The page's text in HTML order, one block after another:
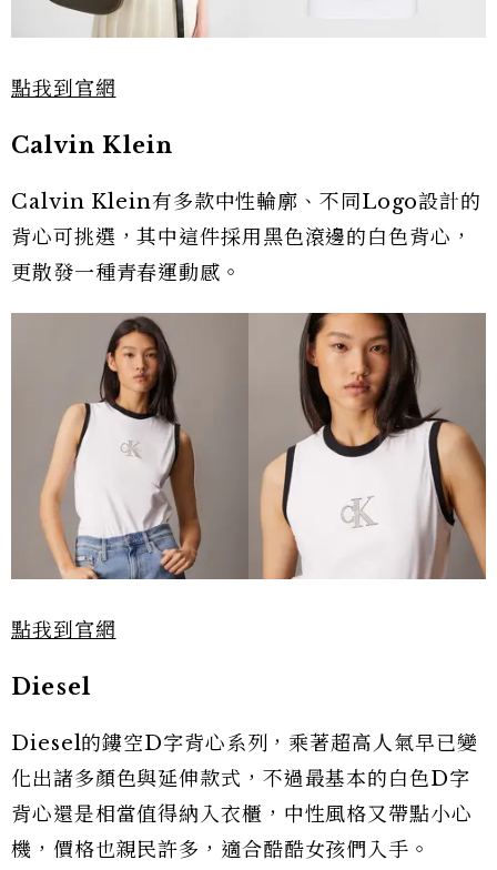
點我到官網
Calvin Klein
Calvin Klein有多款中性輪廓、不同Logo設計的
背心可挑選，其中這件採用黑色滾邊的白色背心，
更散發一種青春運動感。
點我到官網
Diesel
Diesel的鏤空D字背心系列，乘著超高人氣早已變
化出諸多顏色與延伸款式，不過最基本的白色D字
背心還是相當值得納入衣櫃，中性風格又帶點小心
機，價格也親民許多，適合酷酷女孩們入手。